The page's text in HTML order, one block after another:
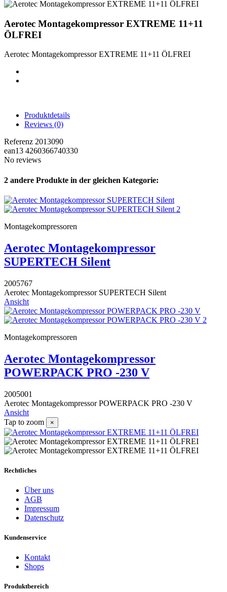
Aerotec Montagekompressor EXTREME 11+11
ÖLFREI
Aerotec Montagekompressor EXTREME 11+11 ÖLFREI
Produktdetails
Reviews (0)
Referenz 2013090
ean13 4260366740330
No reviews
2 andere Produkte in der gleichen Kategorie:
Montagekompressoren
Aerotec Montagekompressor
SUPERTECH Silent
2005767
Aerotec Montagekompressor SUPERTECH Silent
Ansicht
Montagekompressoren
Aerotec Montagekompressor
POWERPACK PRO -230 V
2005001
Aerotec Montagekompressor POWERPACK PRO -230 V
Ansicht
Tap to zoom
×
Rechtliches
Über uns
AGB
Impressum
Datenschutz
Kundenservice
Kontakt
Shops
Produktbereich